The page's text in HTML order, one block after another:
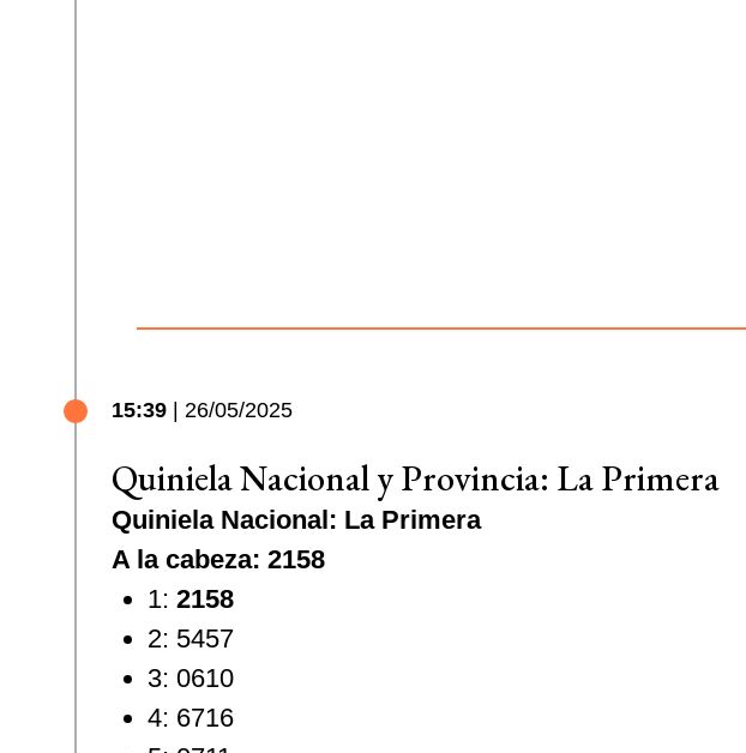
15:39 | 26/05/2025
Quiniela Nacional y Provincia: La Primera
Quiniela Nacional: La Primera
A la cabeza: 2158
1: 2158
2: 5457
3: 0610
4: 6716